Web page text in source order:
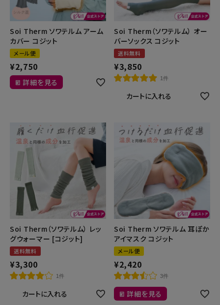
推し活グッズ
掃除グッズ
生活雑貨
ビューティー
ファッション
アウトドア・トラベル
インテリア
健康
カテゴリ一覧
お悩み解決コラム
INFORMATION
Soi Therm ソワテルム アーム
カバー コジット
メール便
¥2,750
詳細を見る
Soi Therm（ソワテルム） オー
バーソックス コジット
送料無料
¥3,850
1件
カートに入れる
Soi Therm（ソワテルム） レッ
グウォーマー [コジット]
送料無料
¥3,300
1件
カートに入れる
Soi Therm ソワテルム 耳ぽか
アイマスク コジット
メール便
¥2,420
3件
詳細を見る